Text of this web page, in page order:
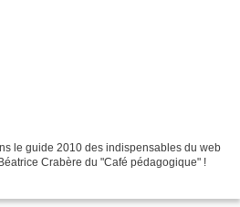
le guide 2010 des indispensables du web
Crabère du "Café pédagogique" !